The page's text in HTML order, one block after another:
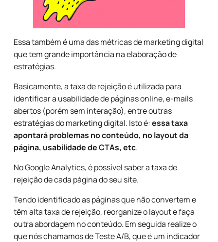
Essa também é uma das métricas de marketing digital
que tem grande importância na elaboração de
estratégias.
Basicamente, a taxa de rejeição é utilizada para
identificar a usabilidade de páginas online, e-mails
abertos (porém sem interação), entre outras
estratégias do marketing digital. Isto é:essa taxa
apontará problemas no conteúdo, no layout da
página, usabilidade de CTAs, etc.
No Google Analytics, é possível saber a taxa de
rejeição de cada página do seu site.
Tendo identificado as páginas que não convertem e
têm alta taxa de rejeição, reorganize o layout e faça
outra abordagem no conteúdo. Em seguida realize o
que nós chamamos de Teste A/B, que é um indicador